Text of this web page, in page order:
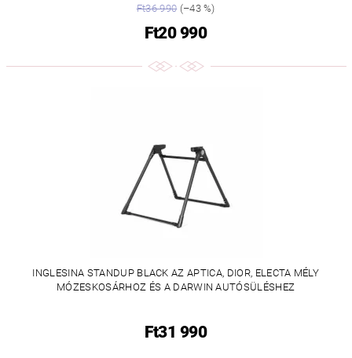
Ft36 990(–43 %)
Ft20 990
INGLESINA STANDUP BLACK AZ APTICA, DIOR, ELECTA MÉLY
MÓZESKOSÁRHOZ ÉS A DARWIN AUTÓSÜLÉSHEZ
Ft31 990